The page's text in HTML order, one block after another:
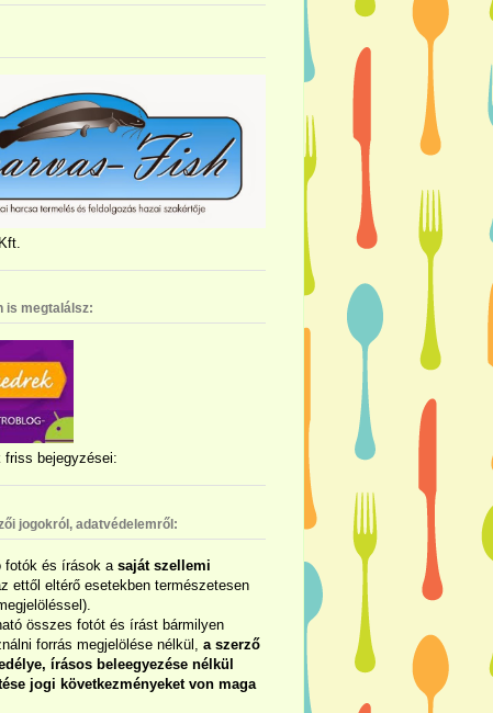
is megtalálsz:
friss bejegyzései:
jogokról, adatvédelemről:
fotók és írások a saját szellemi
ettől eltérő esetekben természetesen
összes fotót és írást bármilyen
forrás megjelölése nélkül, a szerző
írásos beleegyezése nélkül
jogi következményeket von maga